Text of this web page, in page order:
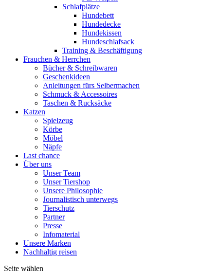
Schlafplätze
Hundebett
Hundedecke
Hundekissen
Hundeschlafsack
Training & Beschäftigung
Frauchen & Herrchen
Bücher & Schreibwaren
Geschenkideen
Anleitungen fürs Selbermachen
Schmuck & Accessoires
Taschen & Rucksäcke
Katzen
Spielzeug
Körbe
Möbel
Näpfe
Last chance
Über uns
Unser Team
Unser Tiershop
Unsere Philosophie
Journalistisch unterwegs
Tierschutz
Partner
Presse
Infomaterial
Unsere Marken
Nachhaltig reisen
Seite wählen